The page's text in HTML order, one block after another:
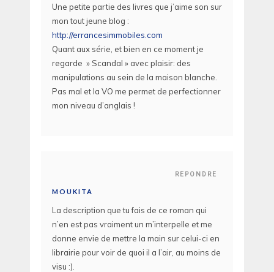
Une petite partie des livres que j’aime son sur
mon tout jeune blog :
http://errancesimmobiles.com
Quant aux série, et bien en ce moment je
regarde » Scandal » avec plaisir: des
manipulations au sein de la maison blanche.
Pas mal et la VO me permet de perfectionner
mon niveau d’anglais !
REPONDRE
MOUKITA
La description que tu fais de ce roman qui
n’en est pas vraiment un m’interpelle et me
donne envie de mettre la main sur celui-ci en
librairie pour voir de quoi il a l’air, au moins de
visu :).